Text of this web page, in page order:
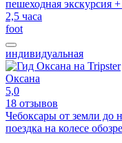
2,5 часа
foot
индивидуальная
Оксана
5,0
18 отзывов
Чебоксары от земли до
поездка на колесе